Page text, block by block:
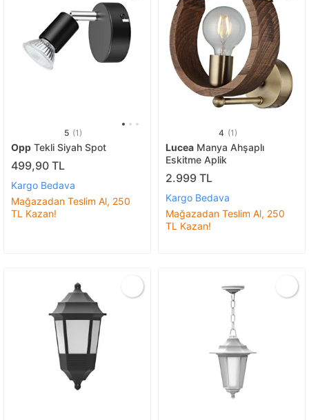
5 (1)
Opp Tekli Siyah Spot
499,90 TL
Kargo Bedava
Mağazadan Teslim Al, 250
TL Kazan!
4 (1)
Lucea Manya Ahşaplı
Eskitme Aplik
2.999 TL
Kargo Bedava
Mağazadan Teslim Al, 250
TL Kazan!